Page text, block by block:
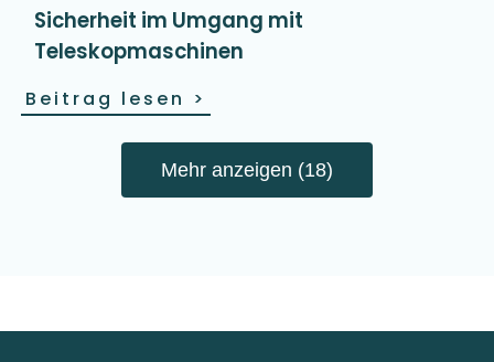
Sicherheit im Umgang mit
Teleskopmaschinen
Beitrag lesen >
Mehr anzeigen (18)